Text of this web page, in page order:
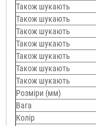
Також шукають
Також шукають
Також шукають
Також шукають
Також шукають
Також шукають
Також шукають
Розміри (мм)
Вага
Колір